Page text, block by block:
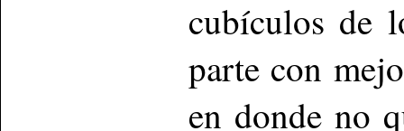
cubículos de
parte con
en donde no